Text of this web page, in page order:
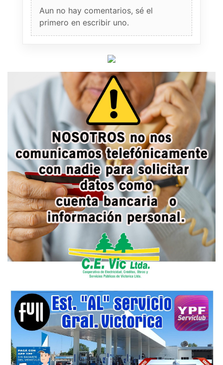
Aun no hay comentarios, sé el
primero en escribir uno.